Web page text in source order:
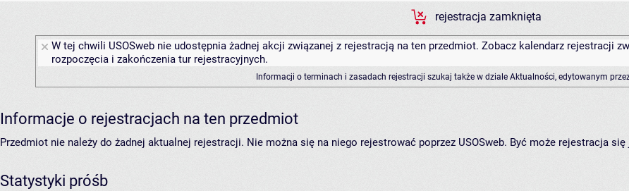
rejestracja zamknięta
W tej chwili USOSweb nie udostępnia żadnej akcji związanej z rejestracją na ten przedmiot. Zobacz kalendarz rejestracji
rozpoczęcia i zakończenia tur rejestracyjnych.
Informacji o terminach i zasadach rejestracji szukaj także w dziale Aktualności, edytowanym
Informacje o rejestracjach na ten przedmiot
Przedmiot nie należy do żadnej aktualnej rejestracji. Nie można się na niego rejestrować poprzez USOSweb. Być może rejestracja się
Statystyki próśb